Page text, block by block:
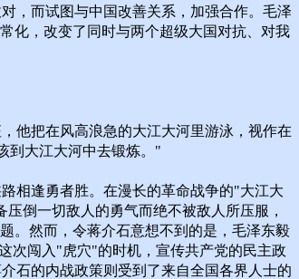
，而试图与中国改善关系，加强合作。毛泽
化，改变了同时与两个超级大国对抗、对我
他把在风高浪急的大江大河里游泳，视作在
到大江大河中去锻炼。"
相逢勇者胜。在漫长的革命战争的"大江大
倒一切敌人的勇气而绝不被敌人所压服，
。然而，令蒋介石意想不到的是，毛泽东毅
次闯入"虎穴"的时机，宣传共产党的民主政
石的内战政策则受到了来自全国各界人士的